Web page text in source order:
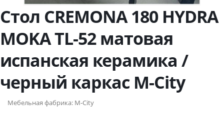
Стол CREMONA 180 HYDRA
MOKA TL-52 матовая
испанская керамика /
черный каркас М-City
Мебельная фабрика: M-City